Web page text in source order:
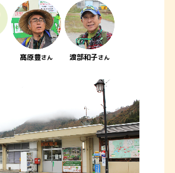
髙原豊さん 渡部和子さん